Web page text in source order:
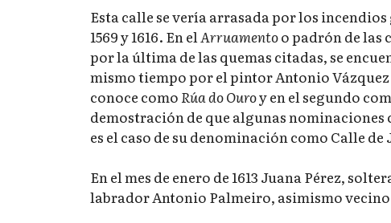
Esta calle se vería arrasada por los incendios
1569 y 1616. En el Arruamentoo padrón de las
por la última de las quemas citadas, se
mismo tiempo por el pintor Antonio Vázquez
conoce como Rúa do Ouroy en el segundo
demostración de que algunas nominaciones
es el caso de su denominación como Calle de
En el mes de enero de 1613 Juana Pérez,
labrador Antonio Palmeiro, asimismo vecino